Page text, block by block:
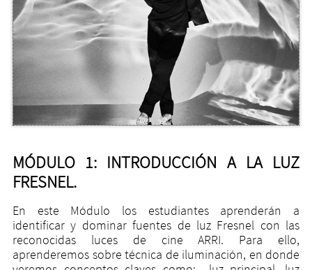
MÓDULO 1: INTRODUCCIÓN A LA LUZ
FRESNEL.
En este Módulo los estudiantes aprenderán a
identificar y dominar fuentes de luz Fresnel con las
reconocidas luces de cine ARRI. Para ello,
aprenderemos sobre técnica de iluminación, en donde